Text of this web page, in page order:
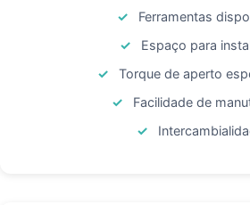
Ferramentas
Espaço para
Torque de aperto
Facilidade de